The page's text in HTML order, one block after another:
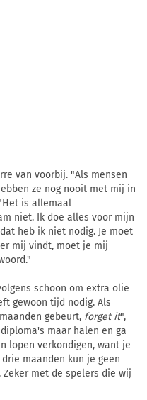
van voorbij. "Als mensen
ze nog nooit met mij in
is allemaal
niet. Ik doe alles voor mijn
heb ik niet nodig. Je moet
mij vindt, moet je mij
schoon om extra olie
gewoon tijd nodig. Als
gebeurt, forget it",
maar halen en ga
lopen verkondigen, want je
maanden kun je geen
met de spelers die wij